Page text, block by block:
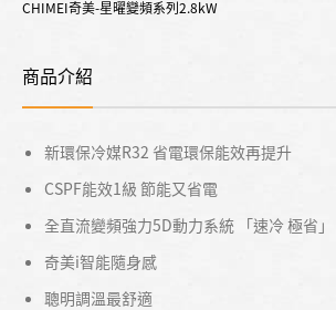
CHIMEI奇美-星曜變頻系列2.8kW
商品介紹
新環保冷媒R32 省電環保能效再提升
CSPF能效1級 節能又省電
全直流變頻強力5D動力系統 「速冷 極省
奇美i智能隨身感
聰明調溫最舒適